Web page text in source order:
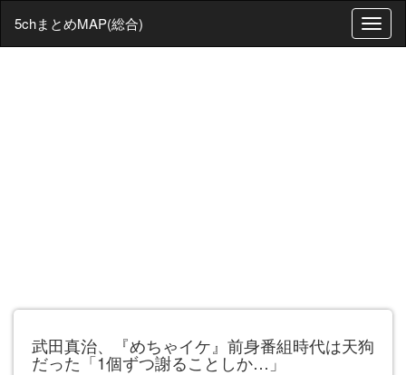
T
o
5chまとめMAP(総合)
武田真治、『めちゃイケ』前身番組時代は天狗
だった「1個ずつ謝ることしか…」